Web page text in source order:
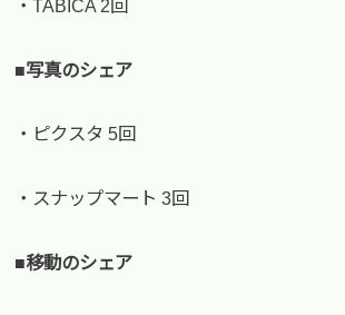
・TABICA 2回
■写真のシェア
・ピクスタ 5回
・スナップマート 3回
■移動のシェア